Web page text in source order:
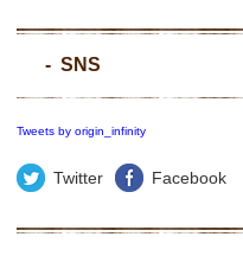
SNS
Tweets by origin_infinity
Twitter Facebook